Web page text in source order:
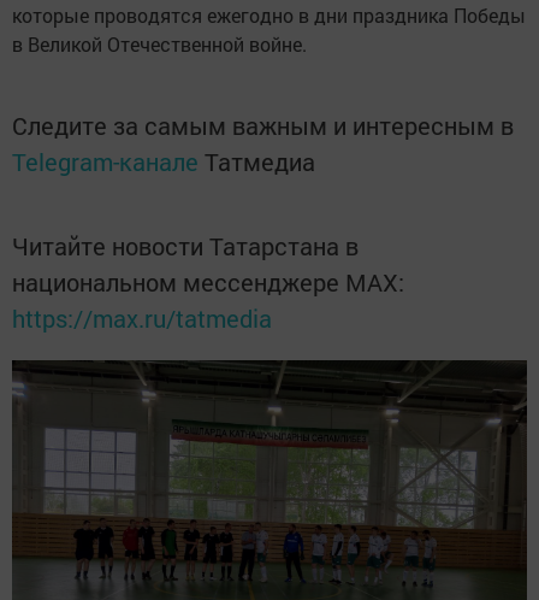
которые проводятся ежегодно в дни праздника Победы
в Великой Отечественной войне.
Следите за самым важным и интересным в
Telegram-канале Татмедиа
Читайте новости Татарстана в
национальном мессенджере MАХ:
https://max.ru/tatmedia